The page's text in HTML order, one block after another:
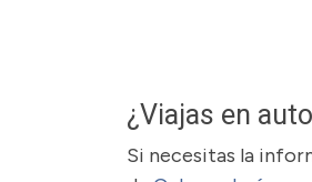
¿Viajas en
Si necesitas la